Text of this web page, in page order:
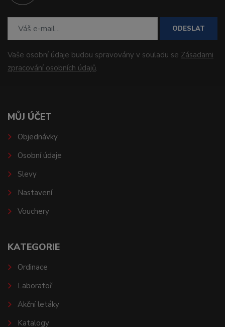
ODESLAT
Vaše osobní údaje budou spravovány v souladu se Zásadami
zpracování osobních údajů.
MŮJ ÚČET
Objednávky
Osobní údaje
Slevy
Nastavení
Vouchery
KATEGORIE
Ordinace
Laboratoř
Akční letáky
Katalogy